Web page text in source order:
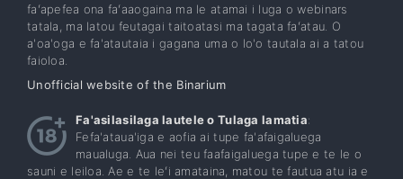
faʻapefea ona faʻaaogaina ma le atamai i luga o webinars
tatala, ma latou feutagai taitoatasi ma tagata faʻatau. O
a'oa'oga e fa'atautaia i gagana uma o lo'o tautala ai a tatou
faioloa.
Unofficial website of the Binarium
Fa'asilasilaga lautele o Tulaga lamatia:
Fefa'ataua'iga e aofia ai tupe fa'afaigaluega
maualuga. Aua nei teu faafaigaluega tupe e te le o
sauni e leiloa. Ae e te leʻi amataina, matou te fautua atu ia e